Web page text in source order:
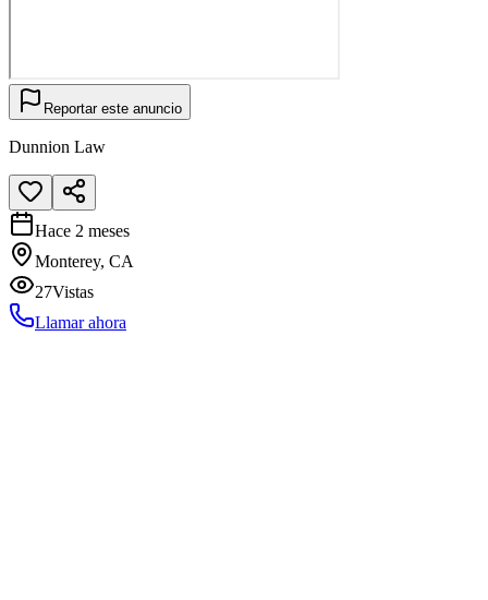
Reportar este anuncio
Dunnion Law
Hace 2 meses
Monterey, CA
27Vistas
Llamar ahora